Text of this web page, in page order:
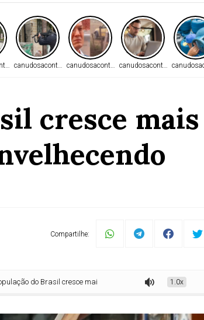
canudosacontece.comcanudosacontece.comcanudosacontece.com
cresce
Compartilhe:
do Brasil cresce mais devagar está envelhecendo 1.0x